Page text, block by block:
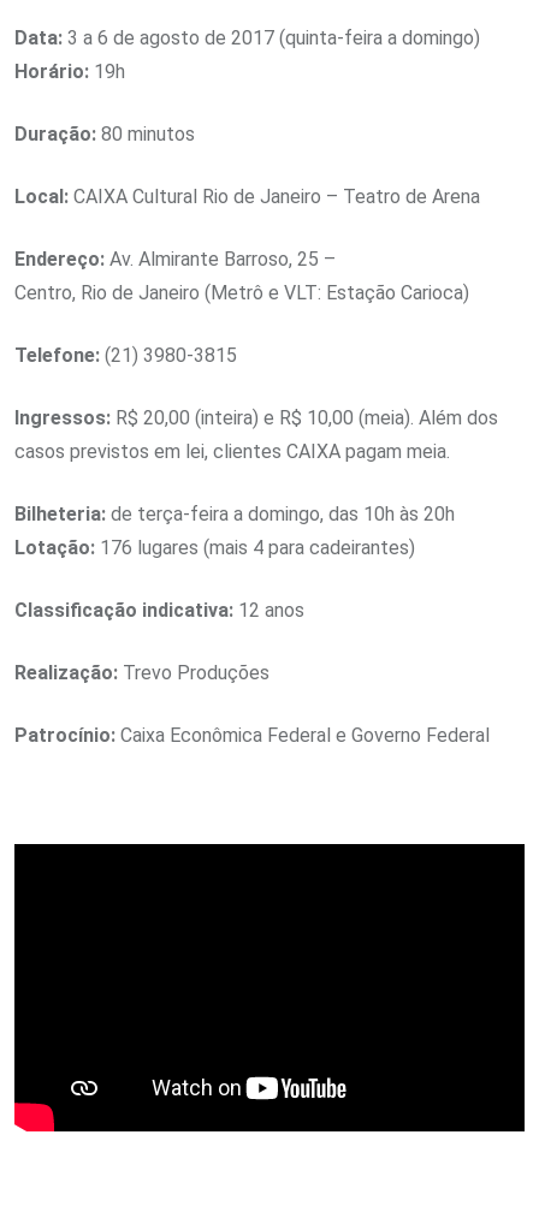
Data: 3 a 6 de agosto de 2017 (quinta-feira a domingo)
Horário: 19h
Duração: ​80 minutos
Local: CAIXA Cultural Rio de Janeiro – Teatro de Arena
Endereço: Av. Almirante Barroso, 25 –
Centro, Rio de Janeiro (Metrô e VLT: Estação Carioca)
Telefone: (21) 3980-3815
Ingressos: R$ 20,00 (inteira) e R$ 10,00 (meia). Além dos
casos previstos em lei, clientes CAIXA pagam meia.
Bilheteria: de terça-feira a domingo, das 10h às 20h
Lotação: ​176 lugares (mais 4 para cadeirantes)
Classificação indicativa: ​12 anos
Realização: Trevo Produções
Patrocínio: Caixa Econômica Federal e Governo Federal